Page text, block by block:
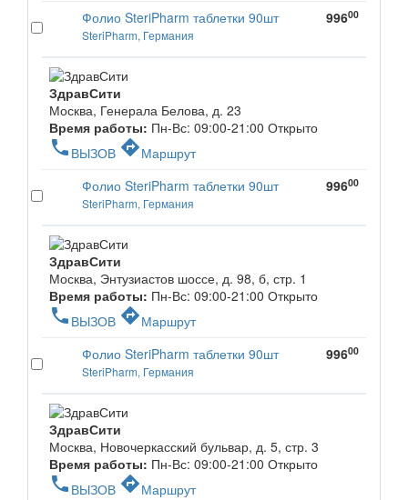
Фолио SteriPharm таблетки 90шт
SteriPharm, Германия
99600
ЗдравСити
Москва, Генерала Белова, д. 23
Время работы: Пн-Вс: 09:00-21:00 Открыто
phone ВЫЗОВ directionsМаршрут
Фолио SteriPharm таблетки 90шт
SteriPharm, Германия
99600
ЗдравСити
Москва, Энтузиастов шоссе, д. 98, б, стр. 1
Время работы: Пн-Вс: 09:00-21:00 Открыто
phone ВЫЗОВ directionsМаршрут
Фолио SteriPharm таблетки 90шт
SteriPharm, Германия
99600
ЗдравСити
Москва, Новочеркасский бульвар, д. 5, стр. 3
Время работы: Пн-Вс: 09:00-21:00 Открыто
phone ВЫЗОВ directionsМаршрут